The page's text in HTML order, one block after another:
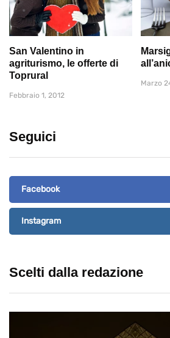
San Valentino in
agriturismo, le offerte di
Toprural
Febbraio 1, 2012
Marzo
Seguici
Facebook
Instagram
Scelti dalla redazione